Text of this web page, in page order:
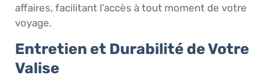
affaires, facilitant l’accès à tout moment de votre
voyage.
Entretien et Durabilité de Votre
Valise